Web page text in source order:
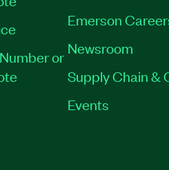
or
Emerson
Newsroom
Supply Chain &
Events